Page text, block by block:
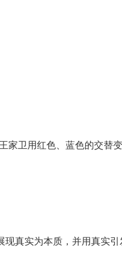
家卫用红色、蓝色的交替
现真实为本质，并用真实引